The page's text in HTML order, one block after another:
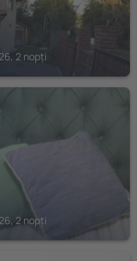
2 nopți
2 nopți